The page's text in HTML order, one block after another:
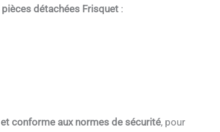
détachées Frisquet :
conforme aux normes de sécurité, pour